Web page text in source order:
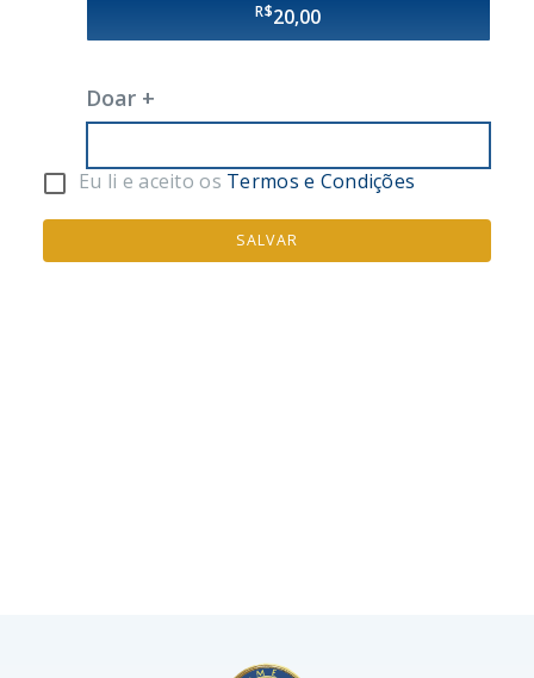
R$20,00
Doar +
Eu li e aceito os Termos e Condições
SALVAR